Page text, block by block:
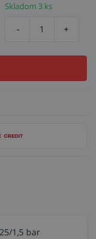
Skladom 3 ks
- +
1,5 bar